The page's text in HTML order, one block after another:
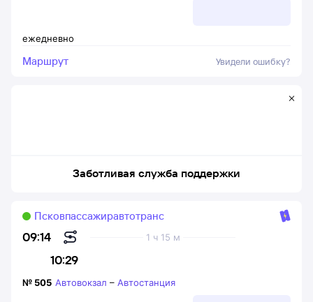
ежедневно
Маршрут Увидели ошибку?
Заботливая служба поддержки
09:14
10:29
1 ч 15 м
Псковпассажиравтотранс
№ 505 Автовокзал – Автостанция